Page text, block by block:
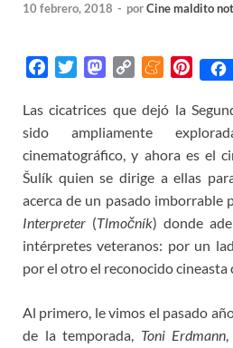
10 febrero, 2018 - porCine maldito
c
e
b
o
o
k
i
t
t
e
r
M
s
t
o
d
o
n
p
y
L
i
n
k
M
n
a
m
e
P
n
t
e
r
e
s
t
Las cicatrices que dejó la
sido ampliamente
cinematográfico, y ahora es el
Šulík quien se dirige a ellas
acerca de un pasado imborrable
Interpreter (Tlmočník) donde
intérpretes veteranos: por un
por el otro el reconocido cineasta
Al primero, le vimos el pasado
de la temporada, Toni Erdmann